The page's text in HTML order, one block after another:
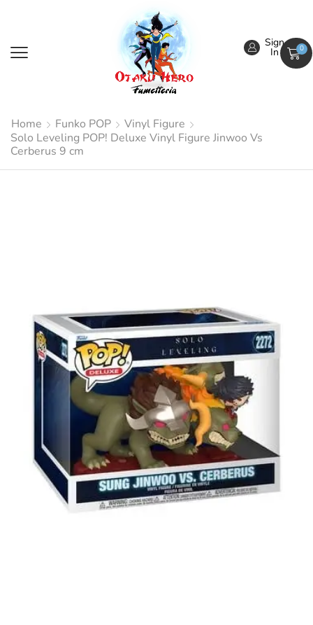
Sign
In 0
Home Funko POP
Vinyl Figure
Solo Leveling POP! Deluxe Vinyl Figure Jinwoo Vs
Cerberus 9 cm